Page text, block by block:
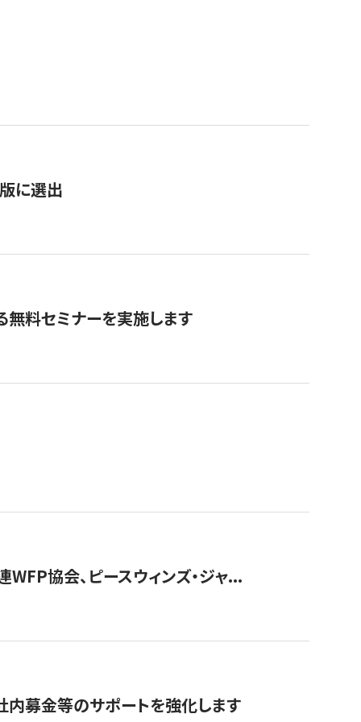
に選出
無料セミナーを実施します
協会、ピースウィンズ・ジャ...
内募金等のサポートを強化します